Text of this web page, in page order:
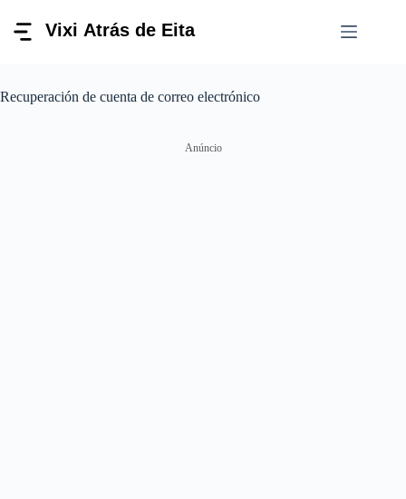
para
Recuperación de cuenta de correo electrónico
Anúncio